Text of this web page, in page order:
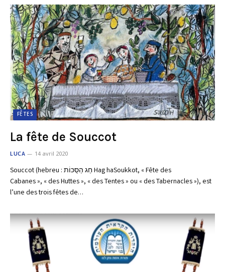
FÊTES
La fête de Souccot
LUCA 14 avril 2020
Souccot (hebreu : חַג הַסֻּכּוֹת Hag haSoukkot, « Fête des
Cabanes », « des Huttes », « des Tentes » ou « des Tabernacles »), est
l’une des trois fêtes de…